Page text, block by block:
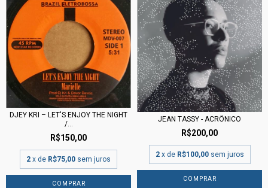
DJEY KRI ‎– LET'S ENJOY THE NIGHT
/...
R$150,00
2 x de R$75,00 sem juros
JEAN TASSY - ACRÔNICO
R$200,00
2 x de R$100,00 sem juros